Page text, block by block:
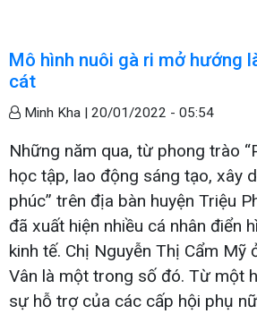
Mô hình nuôi gà ri mở hướng
cát
Minh Kha | 20/01/2022 - 05:54
Những năm qua, từ phong trào
học tập, lao động sáng tạo, xây
phúc” trên địa bàn huyện Triệu
đã xuất hiện nhiều cá nhân điển
kinh tế. Chị Nguyễn Thị Cẩm Mỹ
Vân là một trong số đó. Từ một
sự hỗ trợ của các cấp hội phụ